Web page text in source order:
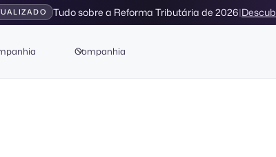
Tudo sobre a Reforma Tributária de 2026|
Companhia